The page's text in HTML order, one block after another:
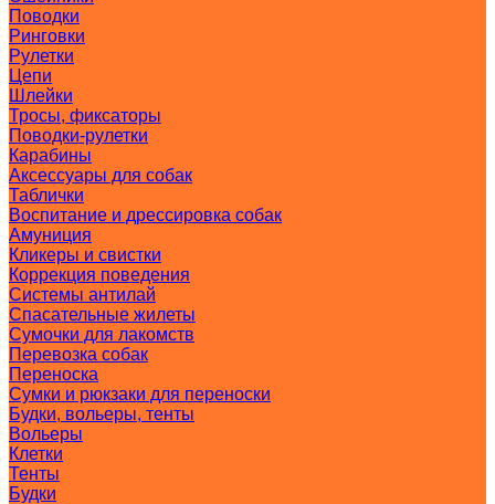
Поводки
Ринговки
Рулетки
Цепи
Шлейки
Тросы, фиксаторы
Поводки-рулетки
Карабины
Аксессуары для собак
Таблички
Воспитание и дрессировка собак
Амуниция
Кликеры и свистки
Коррекция поведения
Системы антилай
Спасательные жилеты
Сумочки для лакомств
Перевозка собак
Переноска
Сумки и рюкзаки для переноски
Будки, вольеры, тенты
Вольеры
Клетки
Тенты
Будки